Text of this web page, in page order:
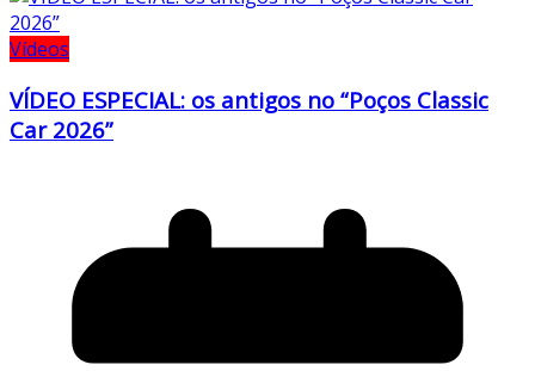
Vídeos
VÍDEO ESPECIAL: os antigos no “Poços Classic
Car 2026”